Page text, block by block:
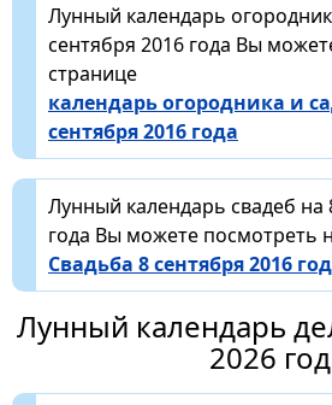
Лунный календарь
сентября 2016 года Вы
странице
календарь огородника и
сентября 2016 года
Лунный календарь свадеб на
года Вы можете посмотреть
Свадьба 8 сентября 2016
Лунный календарь
2026 год